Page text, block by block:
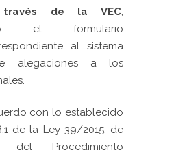
de la VEC,
el formulario
al sistema
alegaciones a los
con lo establecido
de la Ley 39/2015, de
del Procedimiento